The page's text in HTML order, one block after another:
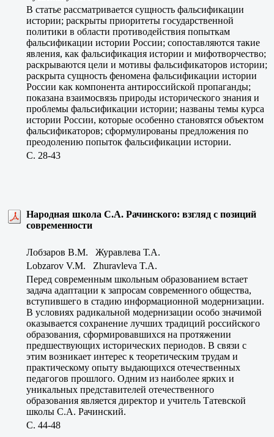
В статье рассматривается сущность фальсификации
истории; раскрыты приоритеты государственной
политики в области противодействия попыткам
фальсификации истории России; сопоставляются такие
явления, как фальсификация истории и мифотворчество;
раскрываются цели и мотивы фальсификаторов истории;
раскрыта сущность феномена фальсификации истории
России как компонента антироссийской пропаганды;
показана взаимосвязь природы исторического знания и
проблемы фальсификации истории; названы темы курса
истории России, которые особенно становятся объектом
фальсификаторов; сформулированы предложения по
преодолению попыток фальсификации истории.
C. 28-43
Народная школа С.А. Рачинского: взгляд с позиций
современности
Лобзаров В.М. Журавлева Т.А.
Lobzarov V.M. Zhuravleva T.A.
Перед современным школьным образованием встает
задача адаптации к запросам современного общества,
вступившего в стадию информационной модернизации.
В условиях радикальной модернизации особо значимой
оказывается сохранение лучших традиций российского
образования, сформировавшихся на протяжении
предшествующих исторических периодов. В связи с
этим возникает интерес к теоретическим трудам и
практическому опыту выдающихся отечественных
педагогов прошлого. Одним из наиболее ярких и
уникальных представителей отечественного
образования является директор и учитель Татевской
школы С.А. Рачинский.
C. 44-48